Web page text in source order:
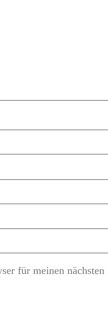
für meinen nächsten